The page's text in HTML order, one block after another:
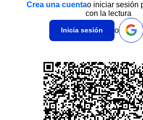
Crea una cuentao iniciar sesión
con la lectura
Inicia sesión o